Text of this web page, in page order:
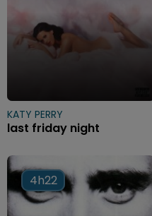
KATY PERRY
last friday night
4h22
4h22